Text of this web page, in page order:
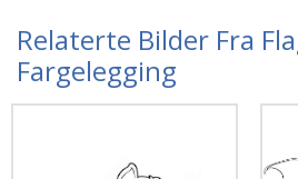
Relaterte Bilder Fra
Fargelegging